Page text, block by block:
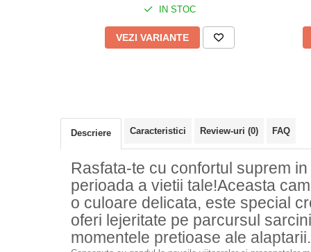
IN STOC
VEZI VARIANTE
Descriere Caracteristici Review-uri (0) FAQ
Rasfata-te cu confortul suprem
perioada a vietii tale!Aceasta
o culoare delicata, este special
oferi lejeritate pe parcursul
momentele pretioase ale alaptarii.